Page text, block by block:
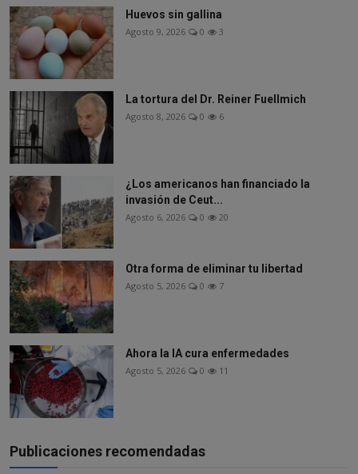
Huevos sin gallina
Agosto 9, 2026 0 3
La tortura del Dr. Reiner Fuellmich
Agosto 8, 2026 0 6
¿Los americanos han financiado la
invasión de Ceut...
Agosto 6, 2026 0 20
Otra forma de eliminar tu libertad
Agosto 5, 2026 0 7
Ahora la IA cura enfermedades
Agosto 5, 2026 0 11
Publicaciones recomendadas